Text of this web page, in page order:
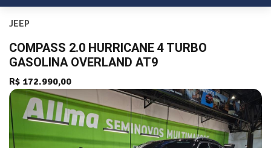
JEEP
COMPASS 2.0 HURRICANE 4 TURBO
GASOLINA OVERLAND AT9
R$ 172.990,00